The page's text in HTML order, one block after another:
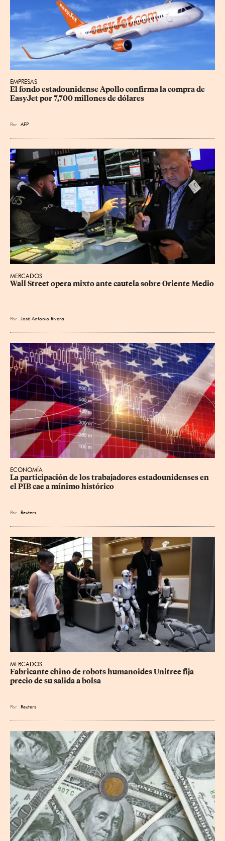
EMPRESAS
El fondo estadounidense Apollo confirma la compra de
EasyJet por 7,700 millones de dólares
Por AFP
MERCADOS
Wall Street opera mixto ante cautela sobre Oriente Medio
Por José Antonio Rivera
ECONOMÍA
La participación de los trabajadores estadounidenses en
el PIB cae a mínimo histórico
Por Reuters
MERCADOS
Fabricante chino de robots humanoides Unitree fija
precio de su salida a bolsa
Por Reuters